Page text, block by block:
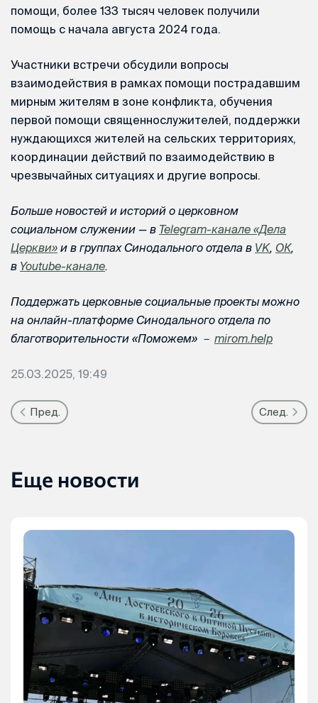
помощи, более 133 тысяч человек получили
помощь с начала августа 2024 года.
Участники встречи обсудили вопросы
взаимодействия в рамках помощи пострадавшим
мирным жителям в зоне конфликта, обучения
первой помощи священнослужителей, поддержки
нуждающихся жителей на сельских территориях,
координации действий по взаимодействию в
чрезвычайных ситуациях и другие вопросы.
Больше новостей и историй о церковном
социальном служении — в Telegram-канале «Дела
Церкви» и в группах Синодального отдела в VK, ОК,
в Youtube-канале.
Поддержать церковные социальные проекты можно
на онлайн-платформе Синодального отдела по
благотворительности «Поможем» － mirom.help
25.03.2025, 19:49
Пред. След.
Еще новости